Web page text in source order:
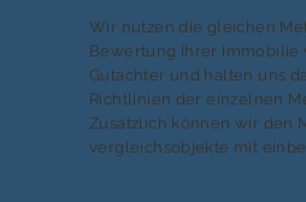
Wir nutzen die gleichen
Bewertung Ihrer Immobilie
Gutachter und halten uns
Richtlinien der einzelnen
Zusätzlich können wir den
vergleichsobjekte mit